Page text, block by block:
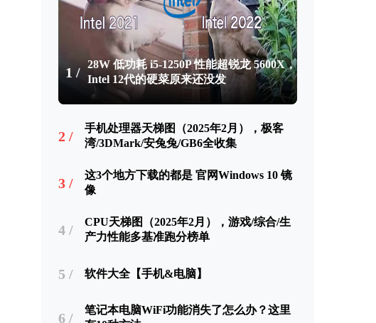
1 /
28W 低功耗 i5-1250P 性能超锐龙 5600X，
Intel 12代的硬菜原来还没发
2 /
手机处理器天梯图（2025年2月），极客
湾/3DMark/安兔兔/GB6全收集
3 /
这3个地方下载的都是 官网Windows 10 镜
像
4 /
CPU天梯图（2025年2月），游戏/综合/生
产力性能多基准跑分榜单
5 / 软件大全【手机&电脑】
6 /
笔记本电脑WiFi功能消失了怎么办？这里